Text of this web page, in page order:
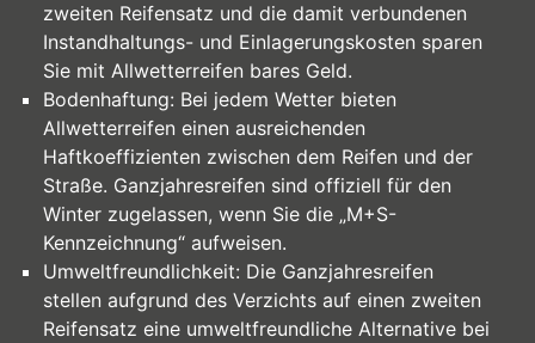
zweiten Reifensatz und die damit verbundenen
Instandhaltungs- und Einlagerungskosten sparen
Sie mit Allwetterreifen bares Geld.
Bodenhaftung: Bei jedem Wetter bieten
Allwetterreifen einen ausreichenden
Haftkoeffizienten zwischen dem Reifen und der
Straße. Ganzjahresreifen sind offiziell für den
Winter zugelassen, wenn Sie die „M+S-
Kennzeichnung“ aufweisen.
Umweltfreundlichkeit: Die Ganzjahresreifen
stellen aufgrund des Verzichts auf einen zweiten
Reifensatz eine umweltfreundliche Alternative bei